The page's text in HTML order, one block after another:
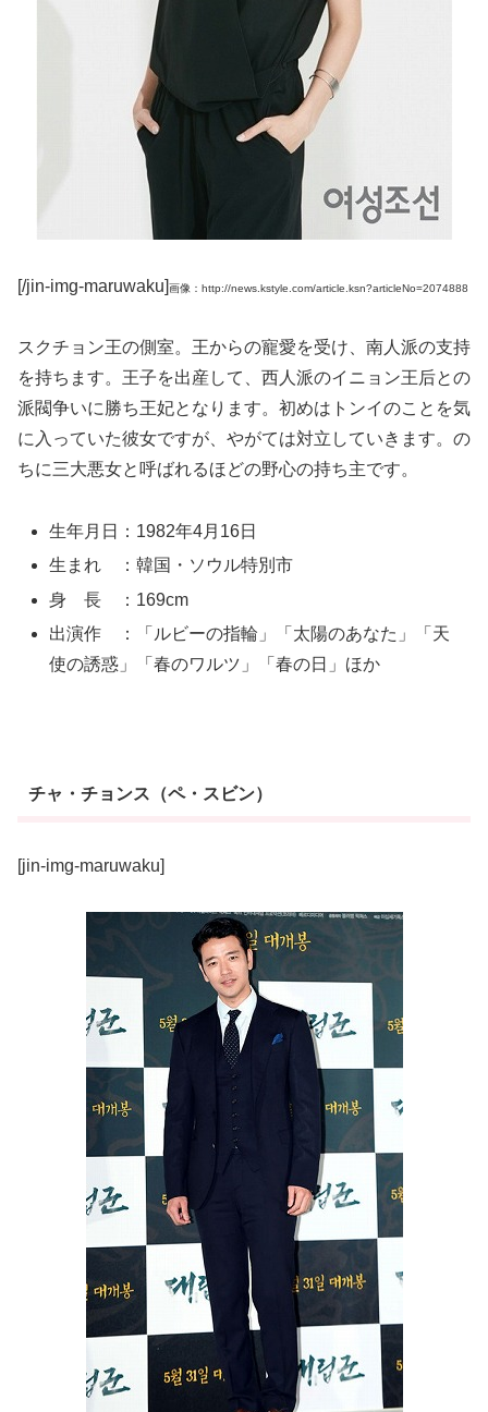
[/jin-img-maruwaku]画像：http://news.kstyle.com/article.ksn?articleNo=2074888
スクチョン王の側室。王からの寵愛を受け、南人派の支持
を持ちます。王子を出産して、西人派のイニョン王后との
派閥争いに勝ち王妃となります。初めはトンイのことを気
に入っていた彼女ですが、やがては対立していきます。の
ちに三大悪女と呼ばれるほどの野心の持ち主です。
生年月日：1982年4月16日
生まれ ：韓国・ソウル特別市
身 長 ：169cm
出演作 ：「ルビーの指輪」「太陽のあなた」「天
使の誘惑」「春のワルツ」「春の日」ほか
チャ・チョンス（ペ・スビン）
[jin-img-maruwaku]